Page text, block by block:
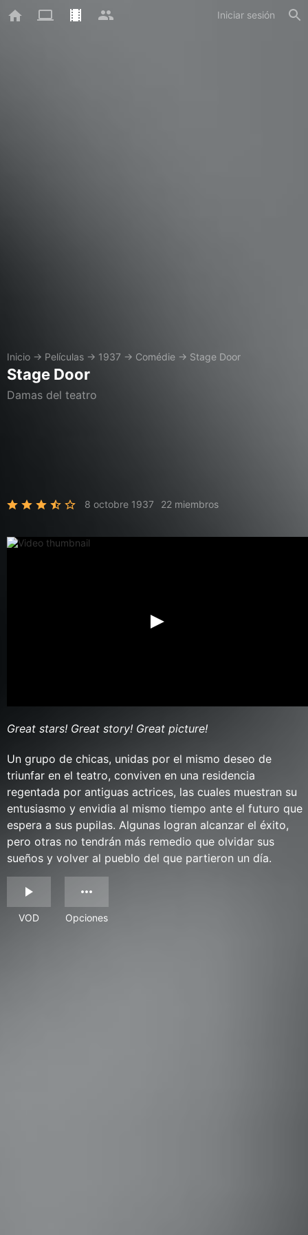
Iniciar sesión
Inicio → Películas → 1937 → Comédie → Stage Door
Stage Door
Damas del teatro
8 octobre 1937 22 miembros
Great stars! Great story! Great picture!
Un grupo de chicas, unidas por el mismo deseo de
triunfar en el teatro, conviven en una residencia
regentada por antiguas actrices, las cuales muestran su
entusiasmo y envidia al mismo tiempo ante el futuro que
espera a sus pupilas. Algunas logran alcanzar el éxito,
pero otras no tendrán más remedio que olvidar sus
sueños y volver al pueblo del que partieron un día.
VOD Opciones